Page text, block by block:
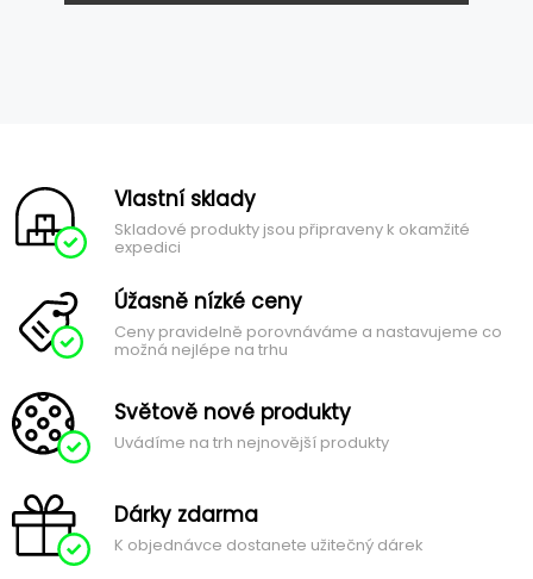
Vlastní sklady
Skladové produkty jsou připraveny k okamžité
expedici
Úžasně nízké ceny
Ceny pravidelně porovnáváme a nastavujeme co
možná nejlépe na trhu
Světově nové produkty
Uvádíme na trh nejnovější produkty
Dárky zdarma
K objednávce dostanete užitečný dárek